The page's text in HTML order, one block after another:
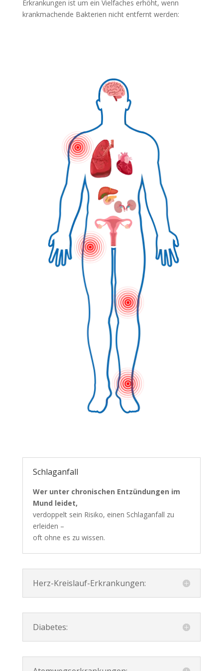
Erkrankungen ist um ein Vielfaches erhöht, wenn
krankmachende Bakterien nicht entfernt werden:
Schlaganfall
Wer unter chronischen Entzündungen im
Mund leidet,
verdoppelt sein Risiko, einen Schlaganfall zu
erleiden –
oft ohne es zu wissen.
Herz-Kreislauf-Erkrankungen:
Diabetes: